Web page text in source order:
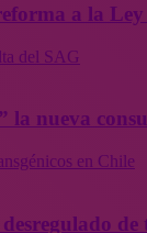
a la
del SAG
la nueva
en Chile
de